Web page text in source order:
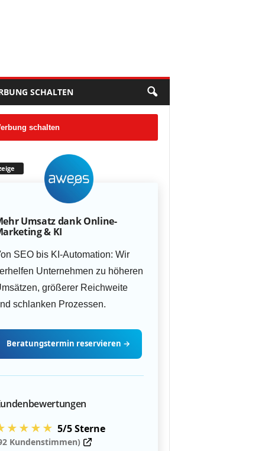
SCHALTEN
schalten
Umsatz dank Online-
& KI
SEO bis KI-Automation: Wir
Unternehmen zu höheren
größerer Reichweite
schlanken Prozessen.
Beratungstermin reservieren →
5/5 Sterne
Kundenstimmen)